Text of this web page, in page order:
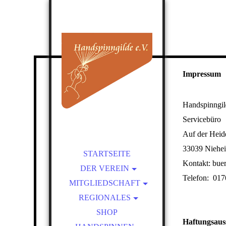
STARTSEITE
DER VEREIN
ÜBER UNS
SATZUNG
PRESSEBEREICH
MITGLIEDSCHAFT
BEITRITT
VORTEILE EINER
REGIONALES
KURSLEITER-
SHOP
Impressum
Servicebüro
Auf der
33039
Kontakt:
Telefon: